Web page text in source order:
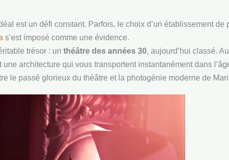
est un défi constant. Parfois, le choix d’un établissement de
s’est imposé comme une évidence.
trésor : un théâtre des années 30, aujourd’hui classé.
architecture qui vous transportent instantanément dans
le passé glorieux du théâtre et la photogénie moderne de